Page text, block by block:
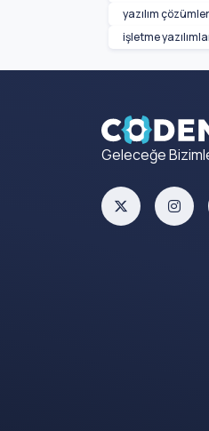
yazılım
işletme
Geleceğe